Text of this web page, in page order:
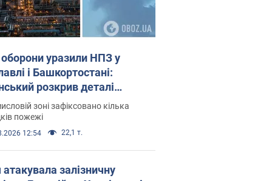
уразили НПЗ у
і Башкортостані:
розкрив деталі
операції. Фото і відео
зоні зафіксовано кілька
пожежі
12:54 22,1 т.
атакувала залізничну